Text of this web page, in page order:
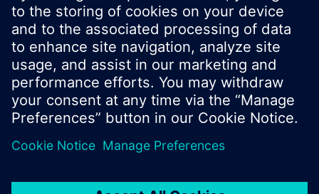
© Siemens Schweiz AG 2017
Produktangebot und Preise können pro Land
variieren.